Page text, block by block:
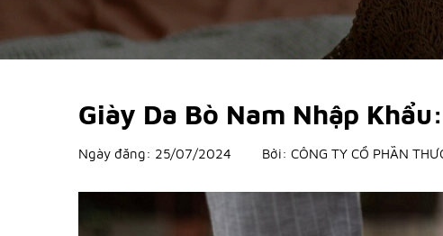
Giày Da Bò Nam Nhập
Ngày đăng: 25/07/2024 Bởi: CÔNG TY CỔ PHẦN